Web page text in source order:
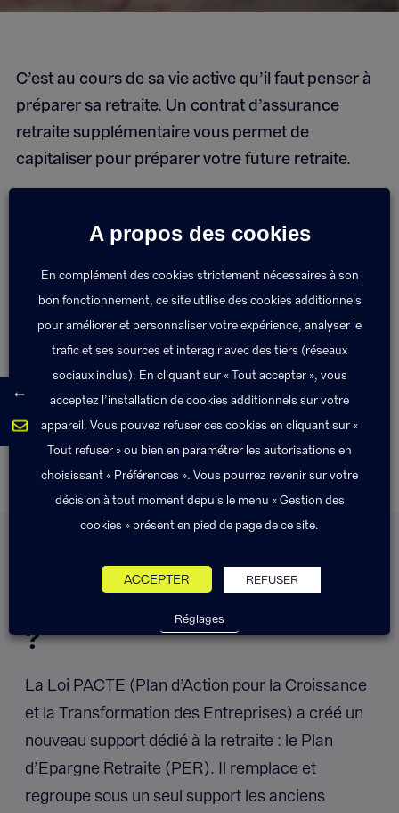
C’est au cours de sa vie active qu’il faut penser à
préparer sa retraite. Un contrat d’assurance
retraite supplémentaire vous permet de
capitaliser pour préparer votre future retraite.
Les + Exponens Solutions
retraite établi par les actuaires d’Aprecialis
pour vous permettre d’ajuster votre effort
d’épargne à votre objectif de revenus à la
retraite.
Comment fonctionne un
contrat d'assurance
retraite supplémentaire
?
La Loi PACTE (Plan d’Action pour la Croissance
et la Transformation des Entreprises) a créé un
nouveau support dédié à la retraite : le Plan
d’Epargne Retraite (PER). Il remplace et
regroupe sous un seul support les anciens
A propos des cookies
En complément des cookies strictement nécessaires à son
bon fonctionnement, ce site utilise des cookies additionnels
pour améliorer et personnaliser votre expérience, analyser le
trafic et ses sources et interagir avec des tiers (réseaux
sociaux inclus). En cliquant sur « Tout accepter », vous
acceptez l’installation de cookies additionnels sur votre
appareil. Vous pouvez refuser ces cookies en cliquant sur «
Tout refuser » ou bien en paramétrer les autorisations en
choisissant « Préférences ». Vous pourrez revenir sur votre
décision à tout moment depuis le menu « Gestion des
cookies » présent en pied de page de ce site.
ACCEPTER REFUSER
Réglages
←